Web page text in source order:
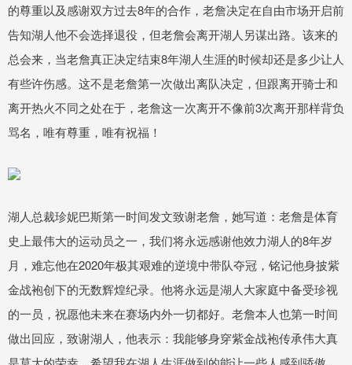
的尊重以及感谢双方过去8年的合作，老詹决定在自由市场开启前
告知湖人他不会选择退役，但老詹会离开湖人另谋出路。该来的
总会来，当老詹真正决定结束8年湖人生涯的时候却还是多少让人
有些许伤感。这不是老詹第一次做出离队决定，但跟离开骑士和
离开热火不同之处在于，老詹这一次离开不像前3次离开那样背负
骂名，唯有尊重，唯有祝福！
湖人总裁珍妮巴斯第一时间发文致谢老詹，她写道：老詹是体育
史上最伟大的运动员之一，我们将永远感谢他效力湖人的8年岁
月，难忘他在2020年极其艰难的逆境中带队夺冠，铭记他身披紫
金战袍创下的无数辉煌纪录。他将永远是湖人大家庭中备受珍视
的一员，祝愿他未来在赛场内外一切都好。老詹本人也第一时间
做出回应，致谢湖人，他表示：我能够身穿紫金战袍传承伟大真